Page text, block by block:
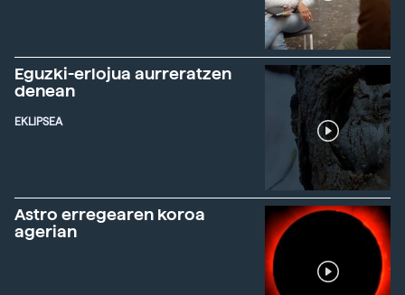
Eguzki-erlojua aurreratzen
denean
EKLIPSEA
Astro erregearen koroa
agerian